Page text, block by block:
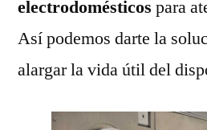
electrodomésticos para
Así podemos darte la
alargar la vida útil del